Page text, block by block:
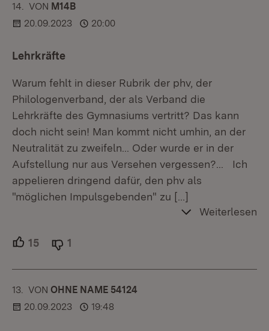
14. KOMMENTAR
VON :M14B
20.09.2023
20:00
Lehrkräfte
Warum fehlt in dieser Rubrik der phv, der
Philologenverband, der als Verband die
Lehrkräfte des Gymnasiums vertritt? Das kann
doch nicht sein! Man kommt nicht umhin, an der
Neutralität zu zweifeln... Oder wurde er in der
Aufstellung nur aus Versehen vergessen?... Ich
appelieren dringend dafür, den phv als
"möglichen Impulsgebenden" zu […]
Weiterlesen
15 Unterstützer.
1
13. KOMMENTAR
VON :OHNE NAME 54124
20.09.2023
19:48